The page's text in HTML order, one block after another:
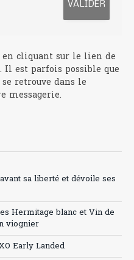
cliquant sur le lien de
est parfois possible que
retrouve dans le
messagerie.
sa liberté et dévoile ses
Hermitage blanc et Vin de
viognier
Early Landed